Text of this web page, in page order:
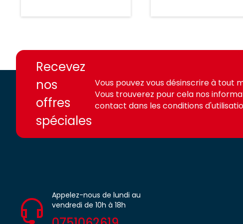
access.fr
access.fr
Recevez
nos
offres
spéciales
Vous pouvez vous désinscrire à tout
Vous trouverez pour cela nos
contact dans les conditions
Appelez-nous de lundi au
vendredi de 10h à 18h